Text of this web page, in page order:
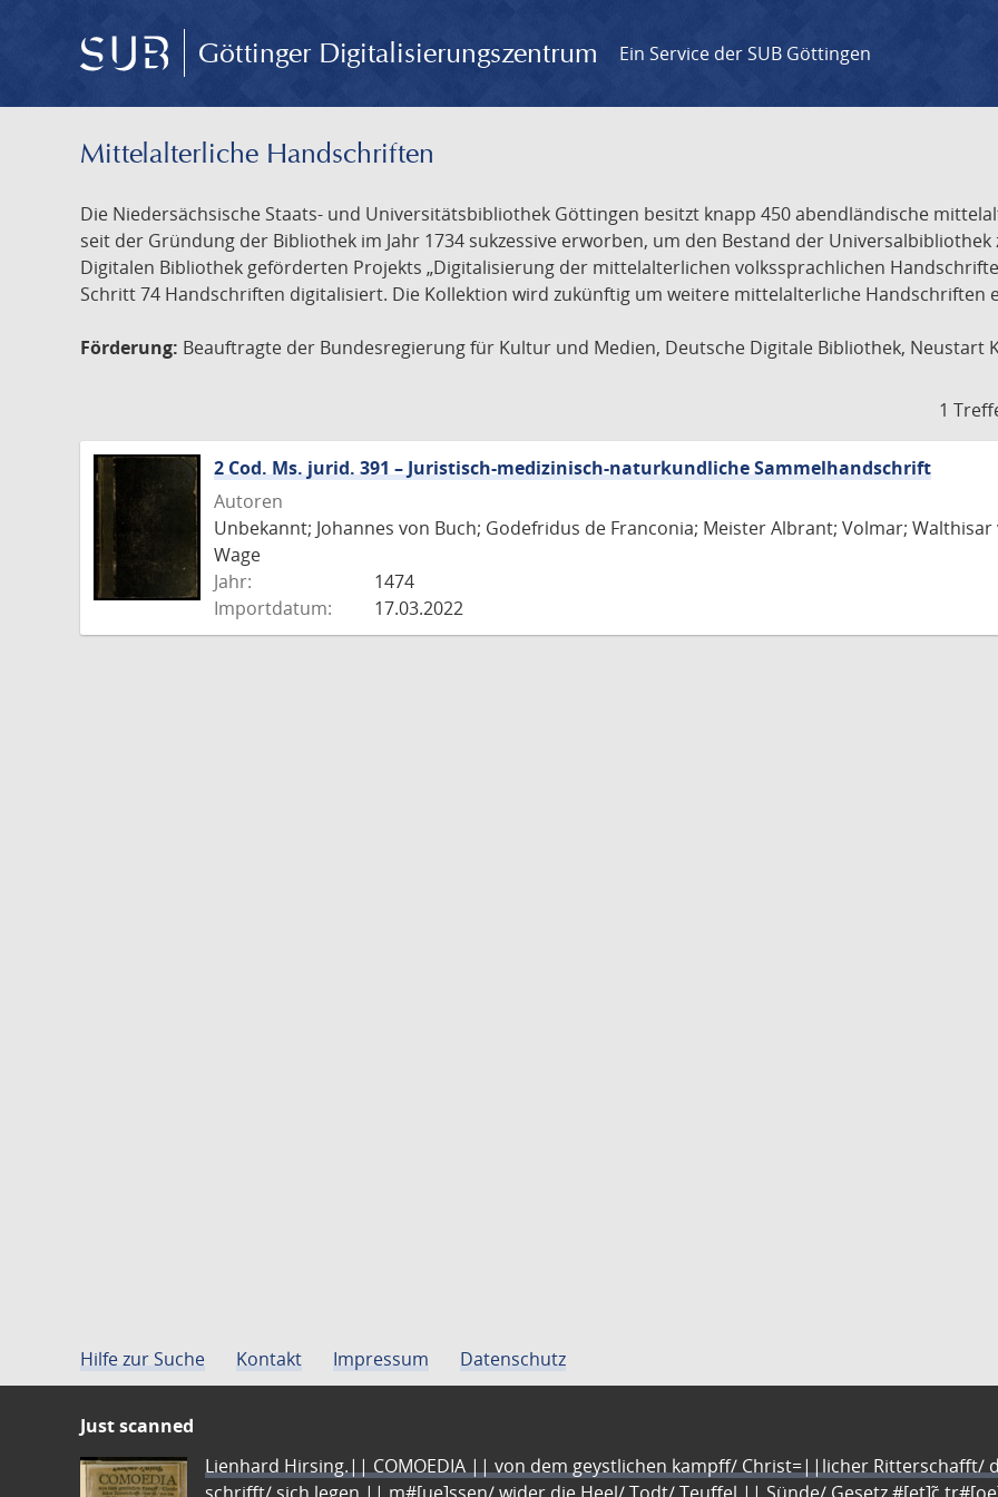
Göttinger Digitalisierungszentrum Ein Service der SUB Göttingen
Mittelalterliche Handschriften
Die Niedersächsische Staats- und Universitätsbibliothek Göttingen besitzt knapp 450 abendländische
seit der Gründung der Bibliothek im Jahr 1734 sukzessive erworben, um den Bestand der
Digitalen Bibliothek geförderten Projekts „Digitalisierung der mittelalterlichen volkssprachlichen
Schritt 74 Handschriften digitalisiert. Die Kollektion wird zukünftig um weitere mittelalterliche Handschriften
Förderung: Beauftragte der Bundesregierung für Kultur und Medien, Deutsche Digitale Bibliothek, Neustart
1
2 Cod. Ms. jurid. 391 – Juristisch-medizinisch-naturkundliche Sammelhandschrift
Autoren
Unbekannt; Johannes von Buch; Godefridus de Franconia; Meister Albrant; Volmar;
Wage
Jahr:
1474
Importdatum:
17.03.2022
Hilfe zur Suche Kontakt Impressum Datenschutz
Just scanned
Lienhard Hirsing.|| COMOEDIA || von dem geystlichen kampff/ Christ=||licher Ritterschafft/